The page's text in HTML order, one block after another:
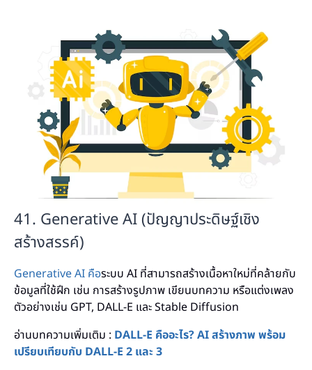
41. Generative AI (ปัญญาประดิษฐ์เชิง
สร้างสรรค์)
Generative AI คือระบบ AI ที่สามารถสร้างเนื้อหาใหม่ที่คล้ายกับ
ข้อมูลที่ใช้ฝึก เช่น การสร้างรูปภาพ เขียนบทความ หรือแต่งเพลง
ตัวอย่างเช่น GPT, DALL-E และ Stable Diffusion
อ่านบทความเพิ่มเติม : DALL-E คืออะไร? AI สร้างภาพ พร้อม
เปรียบเทียบกับ DALL-E 2 และ 3